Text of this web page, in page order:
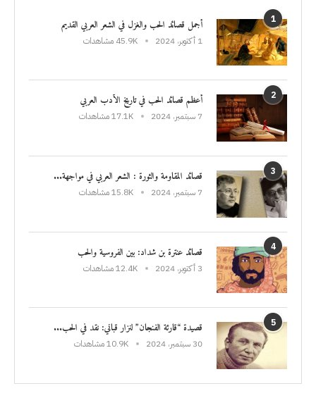
1 أجمل قصائد الحب والغزل في الشعر العربي القديم
1 أكتوبر، 2024 45.9K مشاهدات
2 أعظم قصائد الحب في تاريخ الأدب العربي
7 سبتمبر، 2024 17.1K مشاهدات
3 قصائد المقاومة والثورة : الشعر العربي في مواجهة...
7 سبتمبر، 2024 15.8K مشاهدات
4 قصائد عنترة بن شداد: بين الفروسية والحب
3 أكتوبر، 2024 12.4K مشاهدات
5 قصيدة “قارئة الفنجان” لنزار قباني: نقد في الحب...
30 سبتمبر، 2024 10.9K مشاهدات